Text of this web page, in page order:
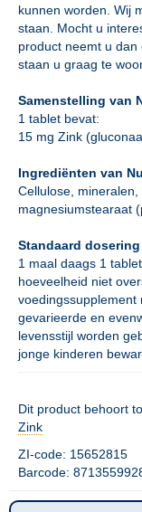
kunnen worden. Wij
staan. Mocht u
product neemt u
staan u graag te
Samenstelling van
1 tablet bevat:
15 mg Zink
Ingrediënten van
Cellulose, mineralen,
magnesiumstearaat
Standaard
1 maal daags 1
hoeveelheid niet
voedingssupplement
gevarieerde en
levensstijl worden
jonge kinderen
Dit product behoort
Zink
ZI-code: 15652815
Barcode: